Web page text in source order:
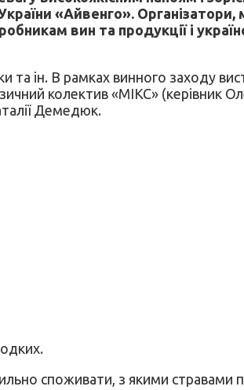
«Айвенго». Організатори,
вин та продукції і
та ін. В рамках винного заходу
колектив «МІКС» (керівник
Демедюк.
споживати, з якими стравами